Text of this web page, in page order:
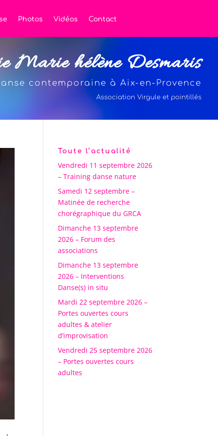
Photos Vidéos Contact
Marie hélène Desmaris
contemporaine à Aix-en-Provence
Association Virgule et pointillés
Toute l’actualité
Vendredi 11 septembre 2026
– Training danse nature
Samedi 12 septembre –
Matinée de recherche
chorégraphique du GRCA
Dimanche 13 septembre
2026 – Forum des
associations
Dimanche 13 septembre
2026 – Interventions
Danse(s) in situ
Mardi 22 septembre 2026 –
Portes ouvertes cours
adultes & atelier
d’improvisation
Vendredi 25 septembre 2026
– Portes ouvertes cours
adultes